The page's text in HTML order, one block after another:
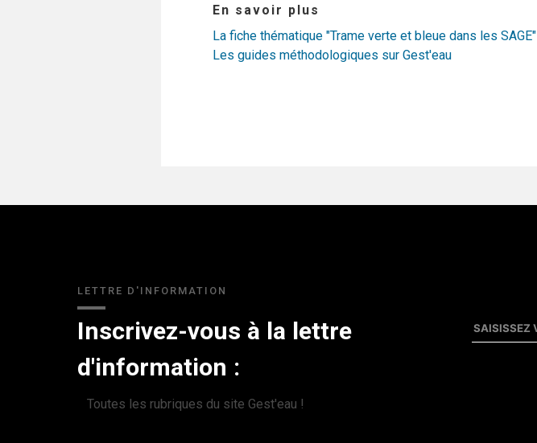
En savoir plus
La fiche thématique "Trame verte et bleue dans les SAGE"
Les guides méthodologiques sur Gest'eau
LETTRE D'INFORMATION
Inscrivez-vous à la lettre
d'information :
Toutes les rubriques du site Gest'eau !